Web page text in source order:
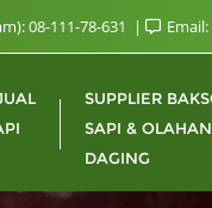
08-111-78-631
SUPPLIER
SAPI & OLAHAN
DAGING